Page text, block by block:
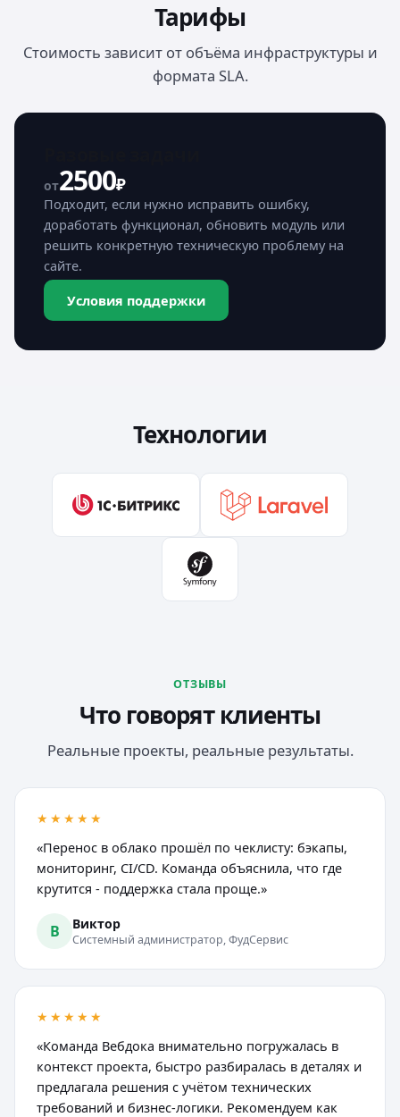
Тарифы
Стоимость зависит от объёма инфраструктуры и
формата SLA.
от2500₽
Подходит, если нужно исправить ошибку,
доработать функционал, обновить модуль или
решить конкретную техническую проблему на
сайте.
Условия поддержки
Технологии
ОТЗЫВЫ
Что говорят клиенты
Реальные проекты, реальные результаты.
★★★★★
«Перенос в облако прошёл по чеклисту: бэкапы,
мониторинг, CI/CD. Команда объяснила, что где
крутится - поддержка стала проще.»
В Виктор
Системный администратор, ФудСервис
★★★★★
«Команда Вебдока внимательно погружалась в
контекст проекта, быстро разбиралась в деталях и
предлагала решения с учётом технических
требований и бизнес-логики. Рекомендуем как